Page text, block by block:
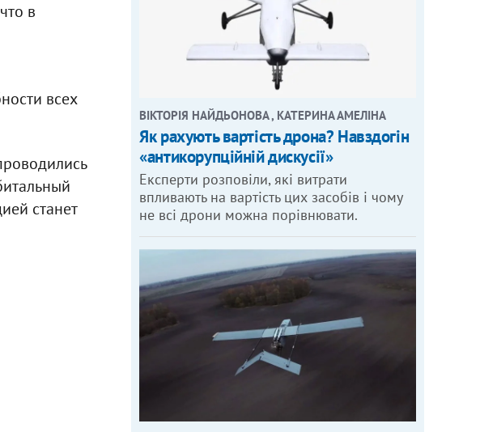
в
всех
станет
ВІКТОРІЯ НАЙДЬОНОВА , КАТЕРИНА АМЕЛІНА
Як рахують вартість дрона? Навздогін
«антикорупційній дискусії»
Експерти розповіли, які витрати
впливають на вартість цих засобів і чому
не всі дрони можна порівнювати.